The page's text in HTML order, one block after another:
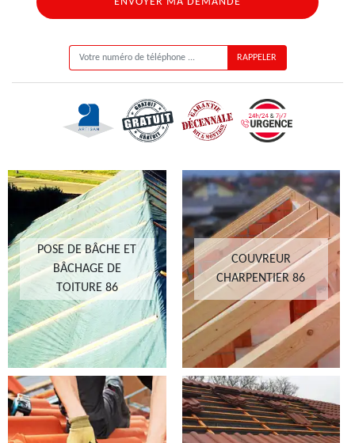
POSE DE BÂCHE ET
BÂCHAGE DE
TOITURE 86
COUVREUR
CHARPENTIER 86